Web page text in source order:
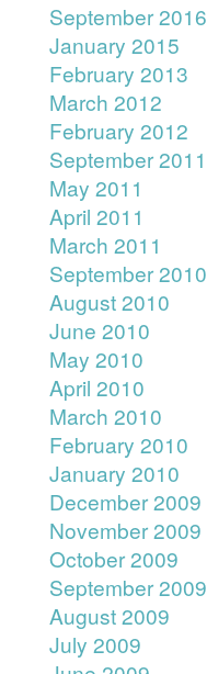
September 2016
January 2015
February 2013
March 2012
February 2012
September 2011
May 2011
April 2011
March 2011
September 2010
August 2010
June 2010
May 2010
April 2010
March 2010
February 2010
January 2010
December 2009
November 2009
October 2009
September 2009
August 2009
July 2009